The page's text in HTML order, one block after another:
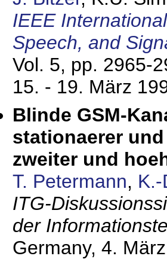
IEEE
Speech, and
Vol. 5, pp. 2965-
15. - 19. März
Blinde GSM-
stationaerer
zweiter und
T. Petermann,
ITG-
der
Germany, 4.